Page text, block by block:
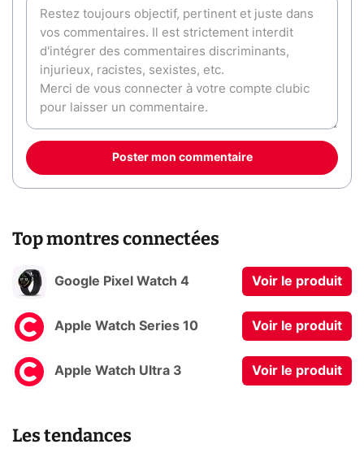
Poster mon commentaire
Top montres connectées
Google Pixel Watch 4 Voir le produit
Apple Watch Series 10 Voir le produit
Apple Watch Ultra 3 Voir le produit
Les tendances